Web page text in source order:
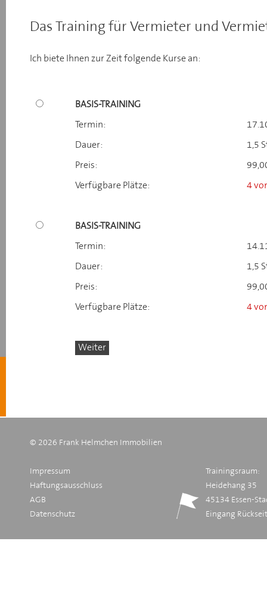
Das Training für Vermieter und
Ich biete Ihnen zur Zeit folgende Kurse an:
BASIS-TRAINING
Termin:
Dauer:
1,5
Preis:
Verfügbare Plätze:
4
BASIS-TRAINING
Termin:
Dauer:
1,5
Preis:
Verfügbare Plätze:
4
© 2026 Frank Helmchen Immobilien
Impressum
Haftungsausschluss
AGB
Datenschutz
Trainingsraum:
Heidehang 35
45134 Essen-
Eingang